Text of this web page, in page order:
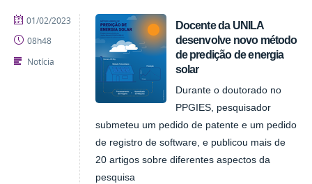
Docente da UNILA
desenvolve novo método
de predição de energia
solar
Durante o doutorado no
PPGIES, pesquisador
submeteu um pedido de patente e um pedido
de registro de software, e publicou mais de
20 artigos sobre diferentes aspectos da
pesquisa
publicado
01/02/2023
08h48
Notícia